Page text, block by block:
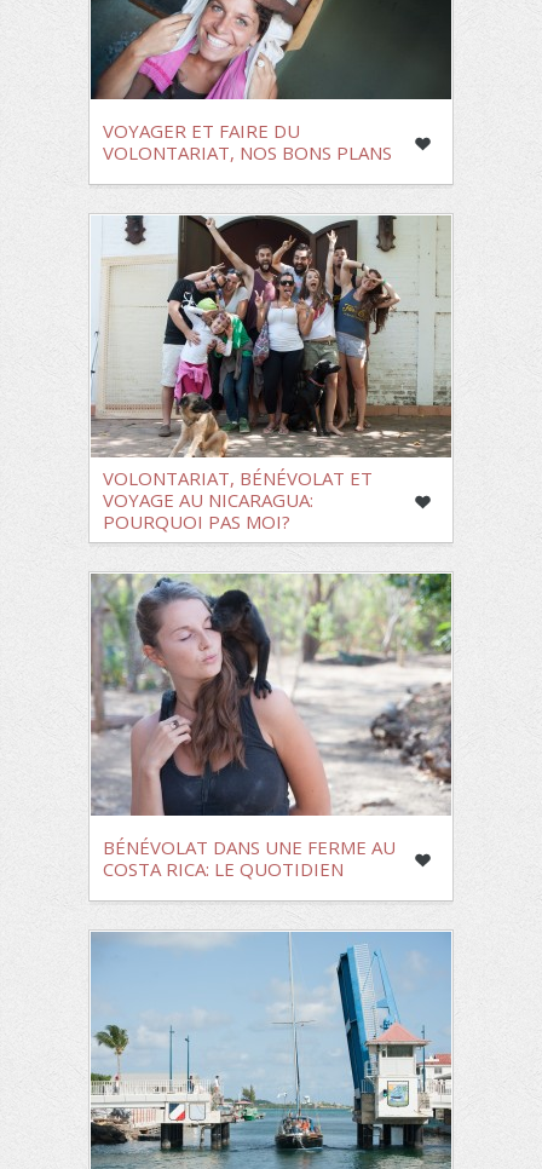
VOYAGER ET FAIRE DU
VOLONTARIAT, NOS BONS PLANS
VOLONTARIAT, BÉNÉVOLAT ET
VOYAGE AU NICARAGUA:
POURQUOI PAS MOI?
BÉNÉVOLAT DANS UNE FERME AU
COSTA RICA: LE QUOTIDIEN